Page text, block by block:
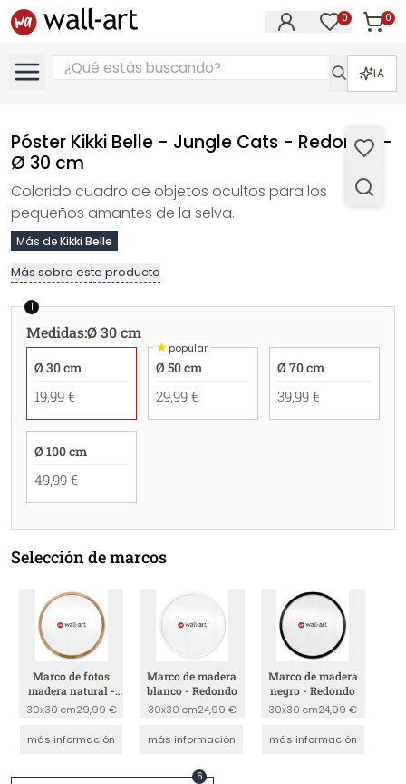
0 0
IA
Póster Kikki Belle - Jungle Cats - Redondo -
Ø 30 cm
Colorido cuadro de objetos ocultos para los
pequeños amantes de la selva.
Más deKikki Belle
Más sobre este producto
1
Medidas:Ø 30 cm
Ø 30 cm
19,99 €
★popular
Ø 50 cm
29,99 €
Ø 70 cm
39,99 €
Ø 100 cm
49,99 €
Selección de marcos
Marco de fotos
madera natural -
redondo
30x30 cm29,99 €
más información
Marco de madera
blanco - Redondo
30x30 cm24,99 €
más información
Marco de madera
negro - Redondo
30x30 cm24,99 €
más información
6